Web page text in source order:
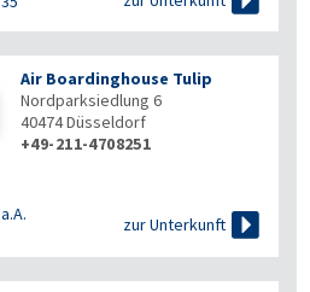
Air Boardinghouse Tulip
Nordparksiedlung 6
40474Düsseldorf
+49-211-4708251
a.A. zur Unterkunft 